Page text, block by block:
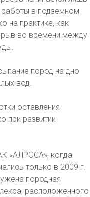
работы в подземном
на практике, как
во времени между
пород на дно
вод.
оставления
при развитии
«АЛРОСА», когда
только в 2009 г.
породная
расположенного